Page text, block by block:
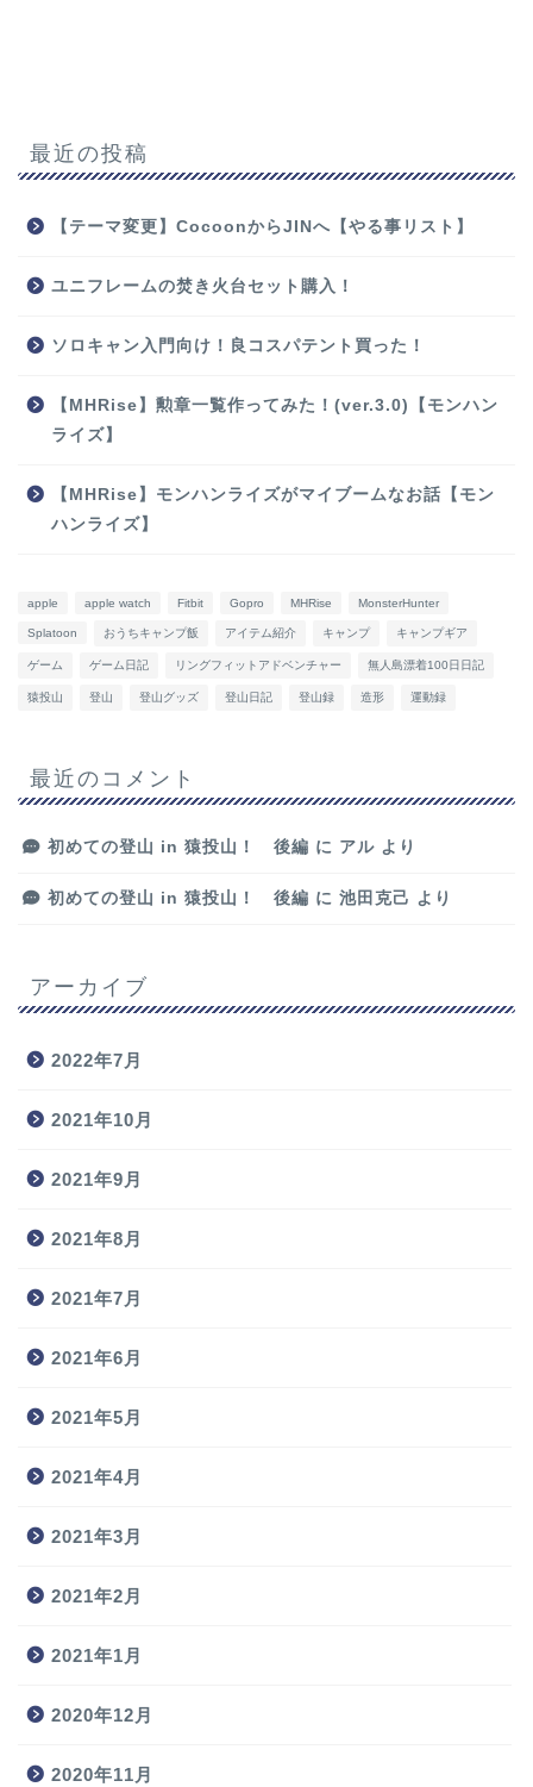
最近の投稿
【テーマ変更】CocoonからJINへ【やる事リスト】
ユニフレームの焚き火台セット購入！
ソロキャン入門向け！良コスパテント買った！
【MHRise】勲章一覧作ってみた！(ver.3.0)【モンハン
ライズ】
【MHRise】モンハンライズがマイブームなお話【モン
ハンライズ】
apple apple watch Fitbit Gopro MHRise MonsterHunter
Splatoon おうちキャンプ飯 アイテム紹介 キャンプ キャンプギア
ゲーム ゲーム日記 リングフィットアドベンチャー 無人島漂着100日日記
猿投山 登山 登山グッズ 登山日記 登山録 造形 運動録
最近のコメント
初めての登山 in 猿投山！ 後編 に アル より
初めての登山 in 猿投山！ 後編 に 池田克己 より
アーカイブ
2022年7月
2021年10月
2021年9月
2021年8月
2021年7月
2021年6月
2021年5月
2021年4月
2021年3月
2021年2月
2021年1月
2020年12月
2020年11月